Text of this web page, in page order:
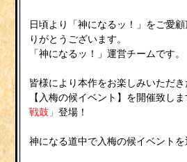
日頃より「神になるッ！」をご愛
りがとうございます。
「神になるッ！」運営チームです。
皆様により本作をお楽しみいただき
【入梅の候イベント】を開催致しま
戦鼓」登場！
神になる道中で入梅の候イベントを